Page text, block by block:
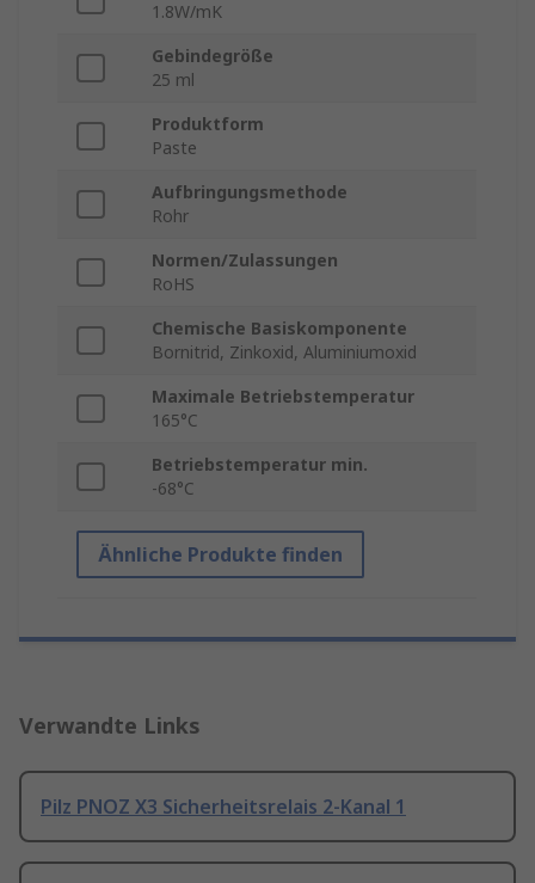
1.8W/mK
Gebindegröße
25 ml
Produktform
Paste
Aufbringungsmethode
Rohr
Normen/Zulassungen
RoHS
Chemische Basiskomponente
Bornitrid, Zinkoxid, Aluminiumoxid
Maximale Betriebstemperatur
165°C
Betriebstemperatur min.
-68°C
Ähnliche Produkte finden
Verwandte Links
Pilz PNOZ X3 Sicherheitsrelais 2-Kanal 1